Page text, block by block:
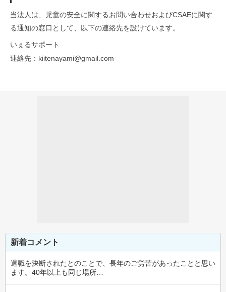
当法人は、児童の安全に関するお問い合わせおよびCSAEに関す
る通知の窓口として、以下の連絡先を設けています。
いぇるサポート
連絡先：kiitenayami@gmail.com
新着コメント
退職を決断されたとのことで、長年のご労苦があったことと思い
ます。40年以上も同じ場所…